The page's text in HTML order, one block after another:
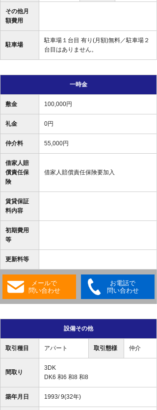
その他月
額費用
駐車場
駐車場１台目 有り(月額)無料／駐車場２
台目はありません。
一時金
敷金 100,000円
礼金 0円
仲介料 55,000円
借家人賠
償責任保
険
借家人賠償責任保険要加入
賃貸保証
料内容
初期費用
等
更新料等
メールで
問い合わせ
お電話で
問い合わせ
設備その他
取引種目 アパート 取引態様 仲介
間取り
3DK
DK6 和6 和8 和8
築年月日 1993/ 9(32年)